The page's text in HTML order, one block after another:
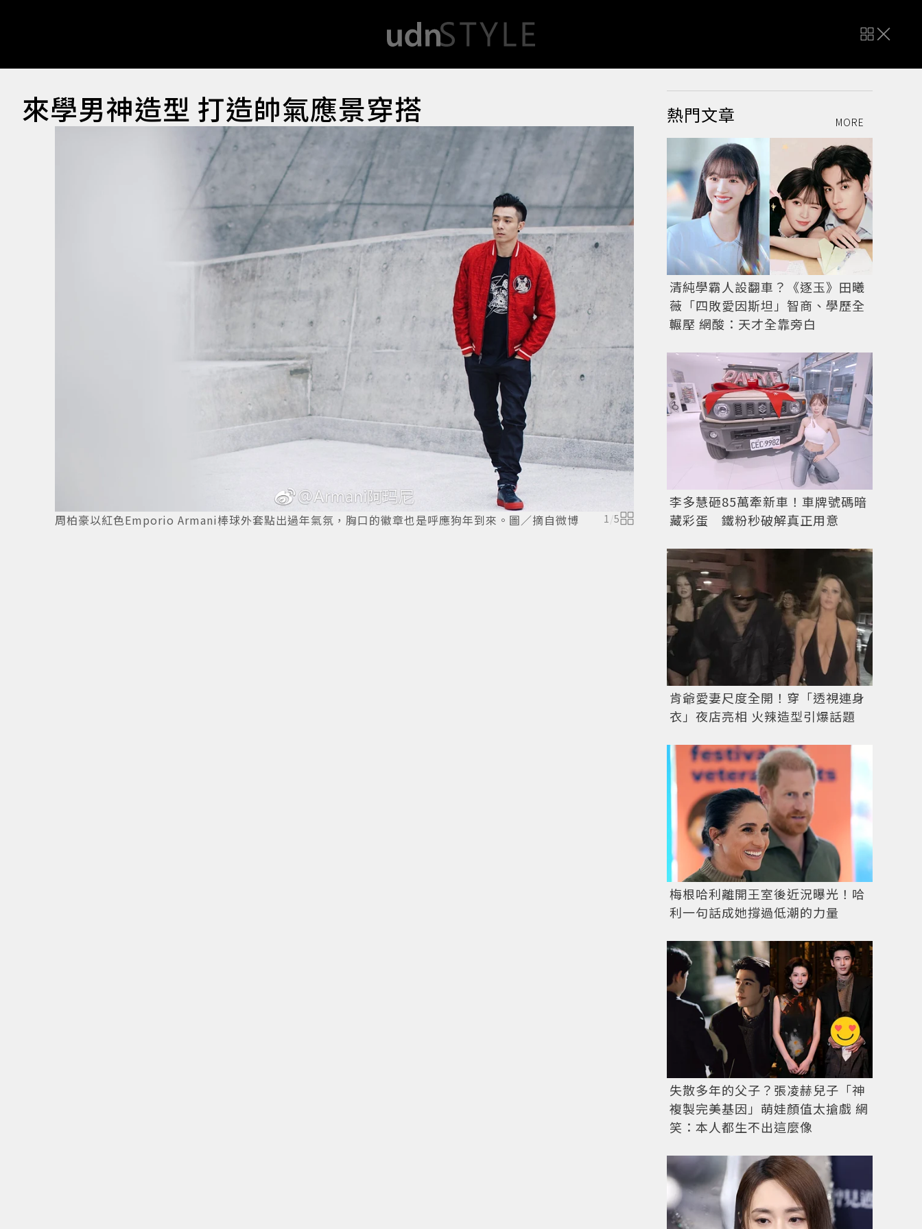
來學男神造型 打造帥氣應景穿搭
周柏豪以紅色Emporio Armani棒球外套點出過年氣氛，胸口的徽章也是呼應狗年到來。圖／摘自微博 1/5
周柏豪以紅色Emporio Armani棒球外套點出過年氣氛
熱門文章 MORE
清純學霸人設翻車？《逐玉》田曦
薇「四敗愛因斯坦」智商、學歷全
輾壓 網酸：天才全靠旁白
李多慧砸85萬牽新車！車牌號碼暗
藏彩蛋 鐵粉秒破解真正用意
肯爺愛妻尺度全開！穿「透視連身
衣」夜店亮相 火辣造型引爆話題
梅根哈利離開王室後近況曝光！哈
利一句話成她撐過低潮的力量
失散多年的父子？張凌赫兒子「神
複製完美基因」萌娃顏值太搶戲 網
笑：本人都生不出這麼像